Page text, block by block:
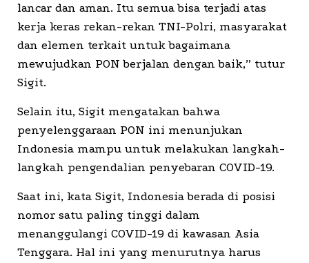
lancar dan aman. Itu semua bisa terjadi atas
kerja keras rekan-rekan TNI-Polri, masyarakat
dan elemen terkait untuk bagaimana
mewujudkan PON berjalan dengan baik,” tutur
Sigit.
Selain itu, Sigit mengatakan bahwa
penyelenggaraan PON ini menunjukan
Indonesia mampu untuk melakukan langkah-
langkah pengendalian penyebaran COVID-19.
Saat ini, kata Sigit, Indonesia berada di posisi
nomor satu paling tinggi dalam
menanggulangi COVID-19 di kawasan Asia
Tenggara. Hal ini yang menurutnya harus